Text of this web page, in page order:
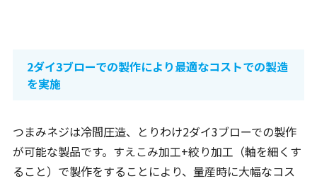
2ダイ3ブローでの製作により最適なコストでの製造
を実施
つまみネジは冷間圧造、とりわけ2ダイ3ブローでの製作
が可能な製品です。すえこみ加工+絞り加工（軸を細くす
ること）で製作をすることにより、量産時に大幅なコス